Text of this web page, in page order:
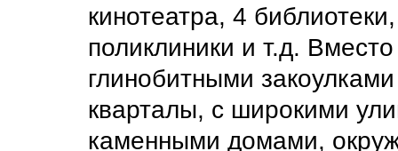
кинотеатра, 4
поликлиники и т.д.
глинобитными
кварталы, с широкими
каменными домами,